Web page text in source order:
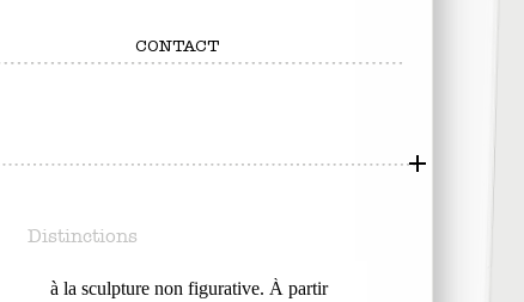
CONTACT
Distinctions